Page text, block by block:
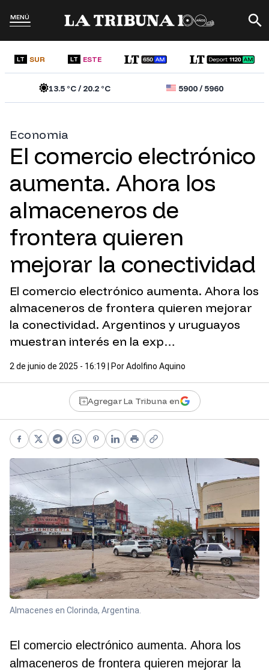
MENÚ
LT SUR LT ESTE
13.5°C /20.2°C 5900/5960
Economia
El comercio electrónico
aumenta. Ahora los
almaceneros de
frontera quieren
mejorar la conectividad
El comercio electrónico aumenta. Ahora los
almaceneros de frontera quieren mejorar
la conectividad. Argentinos y uruguayos
muestran interés en la exp…
2 de junio de 2025 - 16:19 | PorAdolfino Aquino
Agregar La Tribuna en
Facebook
X Telegram
WhatsApp
Pinterest
LinkedIn
PrintCopy link
Almacenes en Clorinda, Argentina.
El comercio electrónico aumenta. Ahora los
almaceneros de frontera quieren mejorar la